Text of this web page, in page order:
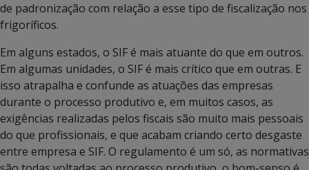
de padronização com relação a esse tipo de fiscalização nos
frigoríficos.
Em alguns estados, o SIF é mais atuante do que em outros.
Em algumas unidades, o SIF é mais crítico que em outras. E
isso atrapalha e confunde as atuações das empresas
durante o processo produtivo e, em muitos casos, as
exigências realizadas pelos fiscais são muito mais pessoais
do que profissionais, e que acabam criando certo desgaste
entre empresa e SIF. O regulamento é um só, as normativas